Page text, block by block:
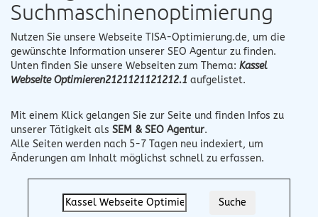
Suchmaschinenoptimierung
Nutzen Sie unsere Webseite TISA-Optimierung.de, um die
gewünschte Information unserer SEO Agentur zu finden.
Unten finden Sie unsere Webseiten zum Thema: Kassel
Webseite Optimieren2121121121212.1 aufgelistet.
Mit einem Klick gelangen Sie zur Seite und finden Infos zu
unserer Tätigkeit als SEM & SEO Agentur.
Alle Seiten werden nach 5-7 Tagen neu indexiert, um
Änderungen am Inhalt möglichst schnell zu erfassen.